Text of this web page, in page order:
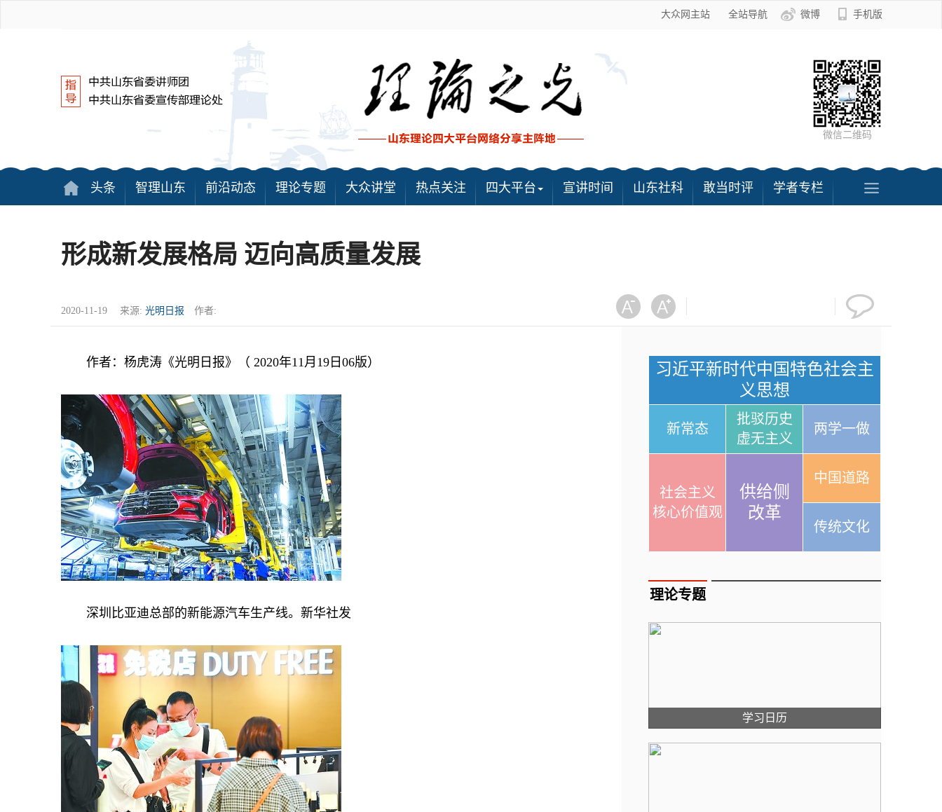
大众网主站 全站导航 微博 手机版
微信二维码
头条 智理山东 前沿动态 理论专题 大众讲堂 热点关注 四大平台 宣讲时间 山东社科 敢当时评 学者专栏
形成新发展格局 迈向高质量发展
2020-11-19 来源: 光明日报 作者:
作者：杨虎涛《光明日报》（ 2020年11月19日06版）
深圳比亚迪总部的新能源汽车生产线。新华社发
习近平新时代中国特色社会主
义思想
新常态
批驳历史
虚无主义
两学一做
社会主义
核心价值观
供给侧
改革
中国道路
传统文化
理论专题
学习日历